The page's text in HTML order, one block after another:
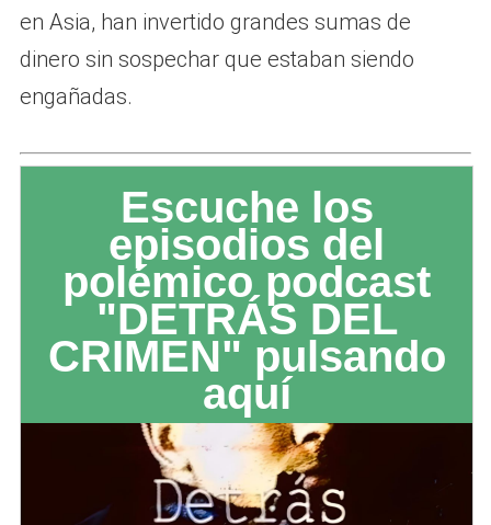
en Asia, han invertido grandes sumas de
dinero sin sospechar que estaban siendo
engañadas.
Escuche los
episodios del
polémico podcast
"DETRÁS DEL
CRIMEN" pulsando
aquí